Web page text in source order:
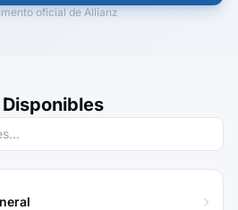
oficial de Allianz